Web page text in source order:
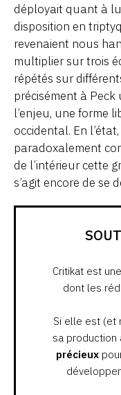
déployait quant à
disposition en
revenaient nous
multiplier sur trois
répétés sur
précisément à
l’enjeu, une forme
occidental. En
paradoxalement
de l’intérieur cette
s’agit encore de se
Critikat est
dont les
Si elle est (et
sa production
précieux